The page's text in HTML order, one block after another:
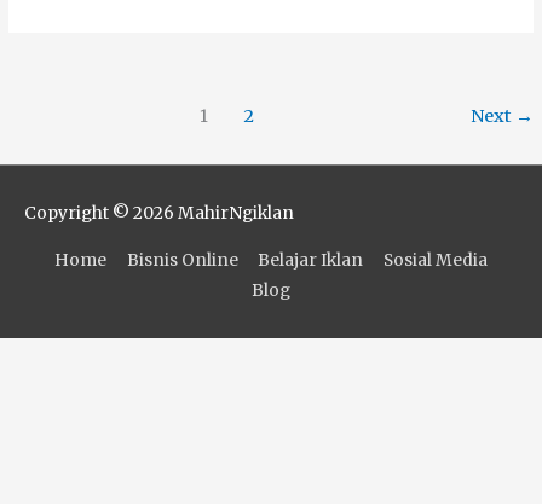
1 2 Next →
Copyright © 2026 MahirNgiklan
Home Bisnis Online Belajar Iklan
Sosial Media
Blog